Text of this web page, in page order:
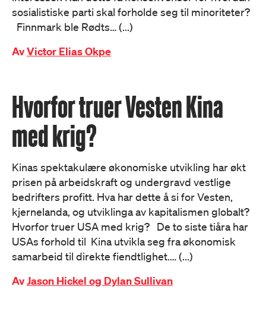
sosialistiske parti skal forholde seg til minoriteter?
Finnmark ble Rødts… (...)
AvVictor Elias Okpe
Hvorfor truer Vesten Kina
med krig?
Kinas spektakulære økonomiske utvikling har økt
prisen på arbeidskraft og undergravd vestlige
bedrifters profitt. Hva har dette å si for Vesten,
kjernelanda, og utviklinga av kapitalismen globalt?
Hvorfor truer USA med krig? De to siste tiåra har
USAs forhold til Kina utvikla seg fra økonomisk
samarbeid til direkte fiendtlighet.… (...)
AvJason Hickel og Dylan Sullivan